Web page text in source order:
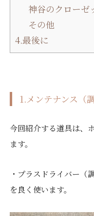
神谷のクローゼ
その他
4.最後に
1.メンテナンス（
今回紹介する道具は、
ます。
・プラスドライバー（
を良く使います。